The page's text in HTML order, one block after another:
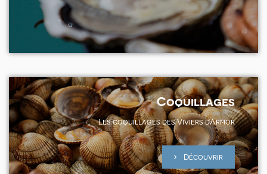
Coquillages
Les coquillages des Viviers d'Armor
Découvrir